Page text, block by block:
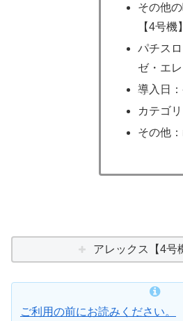
その他
【4号機】
パチス
ゼ・エレ
導入日
カテゴリ
その他
アレックス【4号
ご利用の前にお読みください。